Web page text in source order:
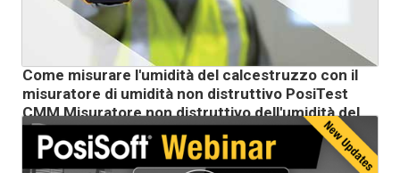
Come misurare l'umidità del calcestruzzo con il
misuratore di umidità non distruttivo PosiTest
CMM Misuratore non distruttivo dell'umidità del
calcestruzzo